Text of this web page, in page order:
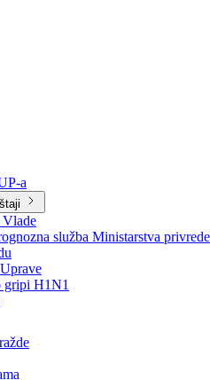
a
Vlade
služba Ministarstva privrede
H1N1